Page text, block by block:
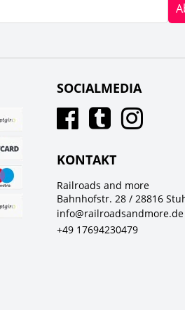
SOCIALMEDIA
KONTAKT
Railroads and more
Bahnhofstr. 28 / 28816
info@railroadsandmore.de
+49 17694230479